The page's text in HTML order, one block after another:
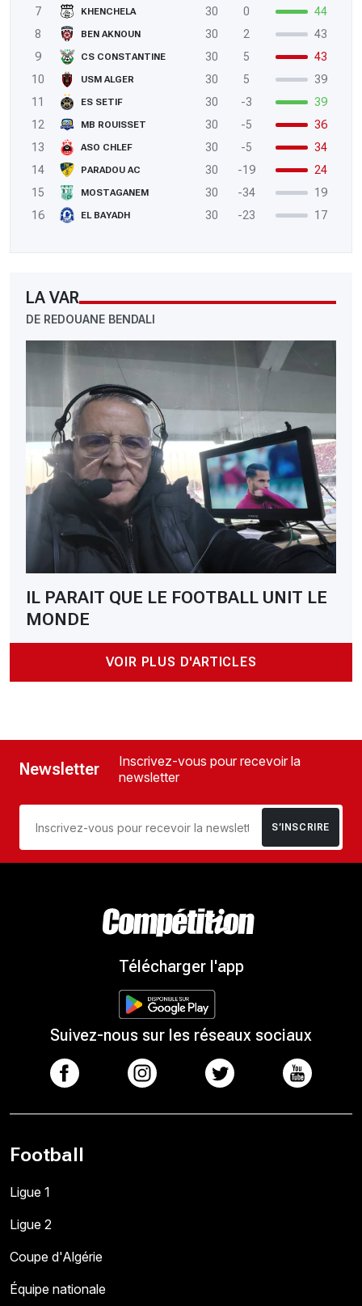
7
KHENCHELA 30 0
44
8
BEN AKNOUN 30 2
43
9
CS CONSTANTINE 30 5
43
10
USM ALGER 30 5
39
11
ES SETIF 30 -3
39
12
MB ROUISSET 30 -5
36
13
ASO CHLEF 30 -5
34
14
PARADOU AC 30 -19
24
15
MOSTAGANEM 30 -34
19
16
EL BAYADH 30 -23 17
LA VAR
DE REDOUANE BENDALI
IL PARAIT QUE LE FOOTBALL UNIT LE
MONDE
VOIR PLUS D'ARTICLES
Newsletter
Inscrivez-vous pour recevoir la
newsletter
S’INSCRIRE
Télécharger l'app
Suivez-nous sur les réseaux sociaux
Football
Ligue 1
Ligue 2
Coupe d'Algérie
Équipe nationale